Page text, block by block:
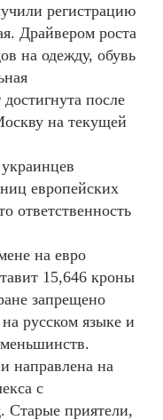
регистрацию
Драйвером роста
на одежду, обувь
после
на текущей
европейских
ответственность
на евро
15,646 кроны
запрещено
русском языке и
направлена на
с
Старые приятели,